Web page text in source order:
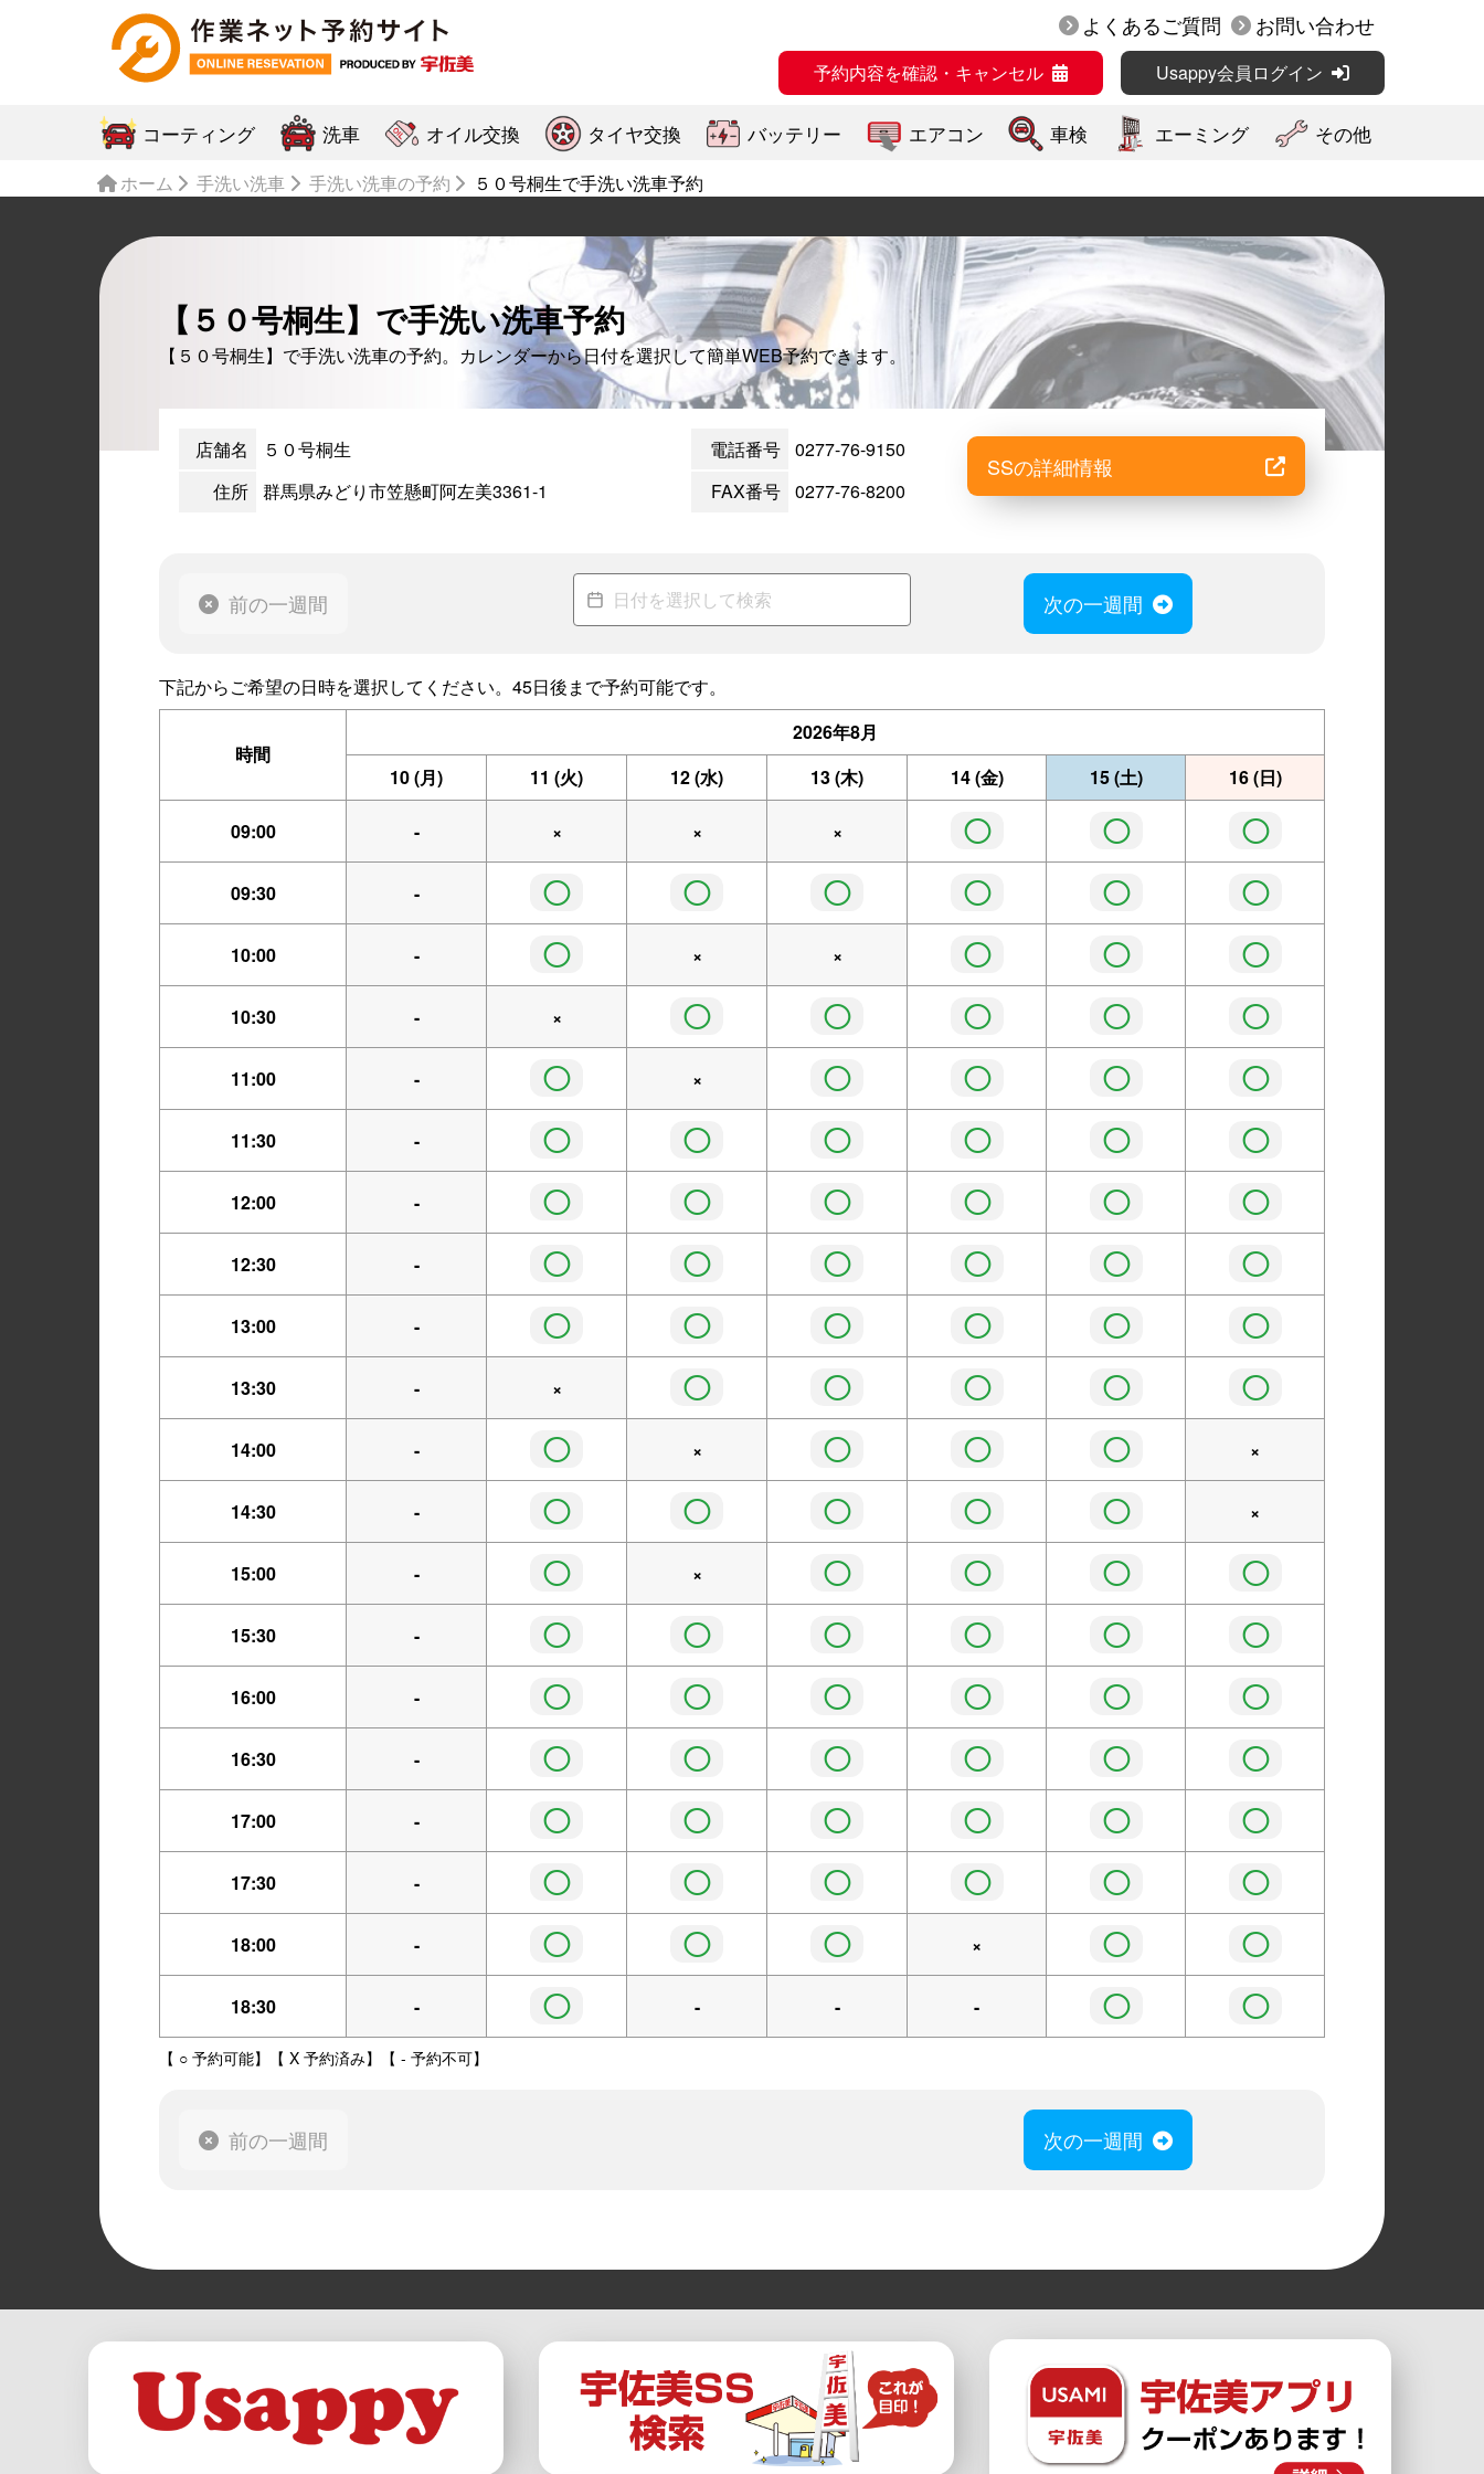
よくあるご質問 お問い合わせ
予約内容を確認・キャンセル Usappy会員ログイン
コーティング 洗車 オイル交換 タイヤ交換 バッテリー エアコン 車検 エーミング その他
ホーム 手洗い洗車 手洗い洗車の予約 ５０号桐生で手洗い洗車予約
【５０号桐生】で手洗い洗車予約
【５０号桐生】で手洗い洗車の予約。カレンダーから日付を選択して簡単WEB予約できます。
店舗名
５０号桐生
住所 群馬県みどり市笠懸町阿左美3361-1
電話番号 0277-76-9150
FAX番号 0277-76-8200
SSの詳細情報
前の一週間 次の一週間
下記からご希望の日時を選択してください。45日後まで予約可能です。
時間
2026年8月
10(月) 11 (火) 12(水) 13(木) 14(金) 15(土) 16(日)
09:00 - × × × ◯ ◯ ◯
09:30 - ◯ ◯ ◯ ◯ ◯ ◯
10:00 - ◯ × × ◯ ◯ ◯
10:30 - × ◯ ◯ ◯ ◯ ◯
11:00 - ◯ × ◯ ◯ ◯ ◯
11:30 - ◯ ◯ ◯ ◯ ◯ ◯
12:00 - ◯ ◯ ◯ ◯ ◯ ◯
12:30 - ◯ ◯ ◯ ◯ ◯ ◯
13:00 - ◯ ◯ ◯ ◯ ◯ ◯
13:30 - × ◯ ◯ ◯ ◯ ◯
14:00 - ◯ × ◯ ◯ ◯ ×
14:30 - ◯ ◯ ◯ ◯ ◯ ×
15:00 - ◯ × ◯ ◯ ◯ ◯
15:30 - ◯ ◯ ◯ ◯ ◯ ◯
16:00 - ◯ ◯ ◯ ◯ ◯ ◯
16:30 - ◯ ◯ ◯ ◯ ◯ ◯
17:00 - ◯ ◯ ◯ ◯ ◯ ◯
17:30 - ◯ ◯ ◯ ◯ ◯ ◯
18:00 - ◯ ◯ ◯ × ◯ ◯
18:30 - ◯ - - - ◯ ◯
【 ○ 予約可能】【 X 予約済み】【 - 予約不可】
前の一週間 次の一週間